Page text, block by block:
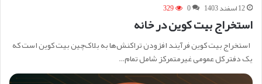
12 اسفند 1403 0
329
استخراج بیت کوین در خانه
استخراج بیت کوین فرآیند افزودن تراکنش‌ها به بلاک‌چین بیت کوین است که
یک دفتر کل عمومی غیرمتمرکز شامل تمام…